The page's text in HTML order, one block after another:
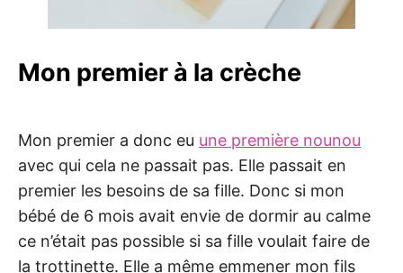
Mon premier à la crèche
Mon premier a donc eu une première nounou
avec qui cela ne passait pas. Elle passait en
premier les besoins de sa fille. Donc si mon
bébé de 6 mois avait envie de dormir au calme
ce n’était pas possible si sa fille voulait faire de
la trottinette. Elle a même emmener mon fils